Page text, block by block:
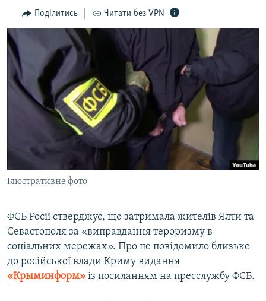
Перейти
до
пошуку
ПОГЛЯД
ІНТЕРВ'Ю
ВСЕ ЗА ДЕНЬ
СПЕЦПРОЕКТИ
ДЕПОРТАЦІЯ
ВІДЕОУРОКИ «ELIFBE»
СВІДЧЕННЯ ОКУПАЦІЇ
УКРАЇНСЬКА ПРОБЛЕМА КРИМУ
ІНФОГРАФІКА
ЯК ОБІЙТИ БЛОКУВАННЯ
Qırımtatar
ДОЛУЧАЙСЯ!
Усі сайти RFE/RL
Поділитись Читати без VPN
Ілюстративне фото
ФСБ Росії стверджує, що затримала жителів Ялти та
Севастополя за «виправдання тероризму в
соціальних мережах». Про це повідомило близьке
до російської влади Криму видання​
«Крыминформ» ​із посиланням на пресслужбу ФСБ.